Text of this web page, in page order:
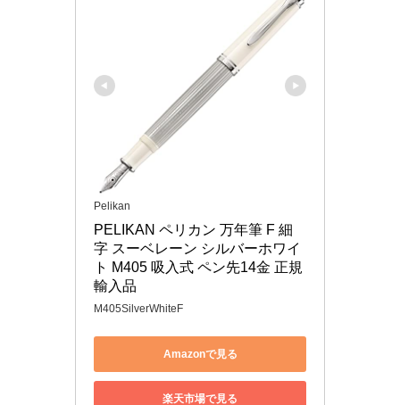
Pelikan
PELIKAN ペリカン 万年筆 F 細
字 スーベレーン シルバーホワイ
ト M405 吸入式 ペン先14金 正規
輸入品
M405SilverWhiteF
Amazonで見る
楽天市場で見る